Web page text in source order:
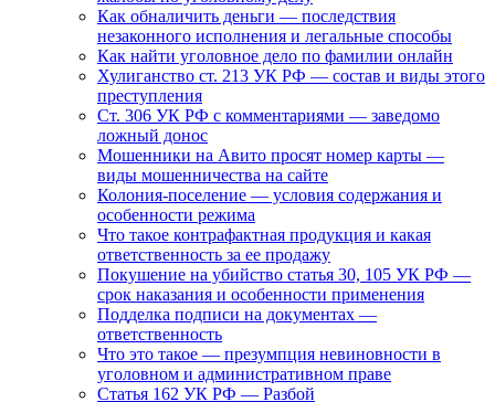
Как обналичить деньги — последствия
незаконного исполнения и легальные способы
Как найти уголовное дело по фамилии онлайн
Хулиганство ст. 213 УК РФ — состав и виды этого
преступления
Ст. 306 УК РФ с комментариями — заведомо
ложный донос
Мошенники на Авито просят номер карты —
виды мошенничества на сайте
Колония-поселение — условия содержания и
особенности режима
Что такое контрафактная продукция и какая
ответственность за ее продажу
Покушение на убийство статья 30, 105 УК РФ —
срок наказания и особенности применения
Подделка подписи на документах —
ответственность
Что это такое — презумпция невиновности в
уголовном и административном праве
Статья 162 УК РФ — Разбой